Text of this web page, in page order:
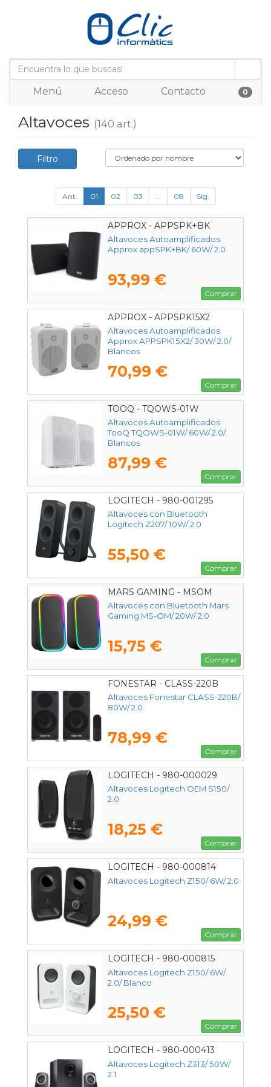
Menú Acceso Contacto 0
Altavoces (140 art.)
Filtro
Ant. 01 02 03 ... 08 Sig.
APPROX - APPSPK+BK
Altavoces Autoamplificados
Approx appSPK+BK/ 60W/ 2.0
93,99 €
Comprar
APPROX - APPSPK15X2
Altavoces Autoamplificados
Approx APPSPK15X2/ 30W/ 2.0/
Blancos
70,99 €
Comprar
TOOQ - TQOWS-01W
Altavoces Autoamplificados
TooQ TQOWS-01W/ 60W/ 2.0/
Blancos
87,99 €
Comprar
LOGITECH - 980-001295
Altavoces con Bluetooth
Logitech Z207/ 10W/ 2.0
55,50 €
Comprar
MARS GAMING - MSOM
Altavoces con Bluetooth Mars
Gaming MS-OM/ 20W/ 2.0
15,75 €
Comprar
FONESTAR - CLASS-220B
Altavoces Fonestar CLASS-220B/
80W/ 2.0
78,99 €
Comprar
LOGITECH - 980-000029
Altavoces Logitech OEM S150/
2.0
18,25 €
Comprar
LOGITECH - 980-000814
Altavoces Logitech Z150/ 6W/ 2.0
24,99 €
Comprar
LOGITECH - 980-000815
Altavoces Logitech Z150/ 6W/
2.0/ Blanco
25,50 €
Comprar
LOGITECH - 980-000413
Altavoces Logitech Z313/ 50W/
2.1